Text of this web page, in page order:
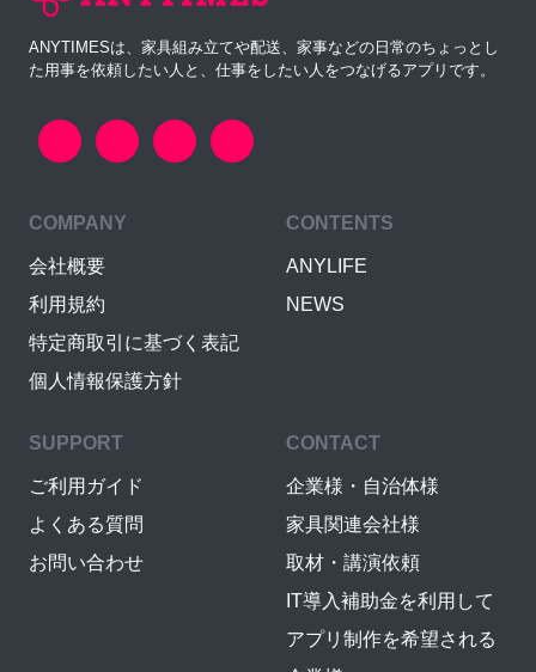
ANYTIMESは、家具組み立てや配送、家事などの日常のちょっとし
た用事を依頼したい人と、仕事をしたい人をつなげるアプリです。
COMPANY
会社概要
利用規約
特定商取引に基づく表記
個人情報保護方針
CONTENTS
ANYLIFE
NEWS
SUPPORT
ご利用ガイド
よくある質問
お問い合わせ
CONTACT
企業様・自治体様
家具関連会社様
取材・講演依頼
IT導入補助金を利用して
アプリ制作を希望される